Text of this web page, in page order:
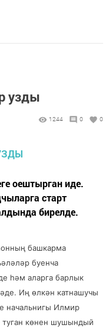
узды
1244 0 0
оештырган иде.
старт
бирелде.
башкарма
буенча
һәм аларга барлык
Иң өлкән катнашучы
начальнигы Илмир
туган көнен шушындый